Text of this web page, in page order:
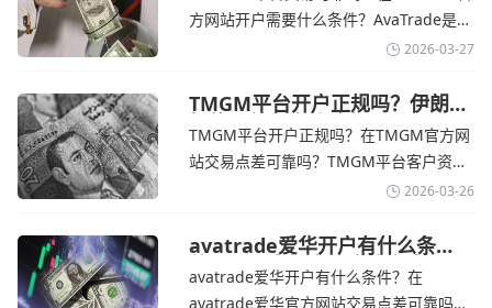
涨，使通胀担忧保持不变‌对加息的持续预
方网站开户需要什么条件？‌‌‌AvaTrade是一
个在交易优势和可靠性两方面都非常均衡
在学习和探索中成长的新手交易者。通过
avatrade官网交易资讯了解，零售企业警
告称，中东地区的冲突正在推高成本，如
2026-03-27
TMGM平台开户正规吗？伊朗仍
拒绝与美国直接谈判-TMGM官
网
TMGM平台开户正规吗？在TMGM官方网
站交易点差可靠吗？‌‌‌TMGM平台客户资金
存放在澳大利亚国民银行等顶级银行的独
TMGM官网交易资讯了解，伊朗外交部长
表示，尽管德黑兰高级官员正在审查美国
结束战争的提议
2026-03-26
avatrade爱华开户有什么条
件？亚洲市场交易喜忧参半-
avatrade爱华官网
avatrade爱华开户有什么条件？在
avatrade爱华官方网站交易点差可靠吗？‌‌‌